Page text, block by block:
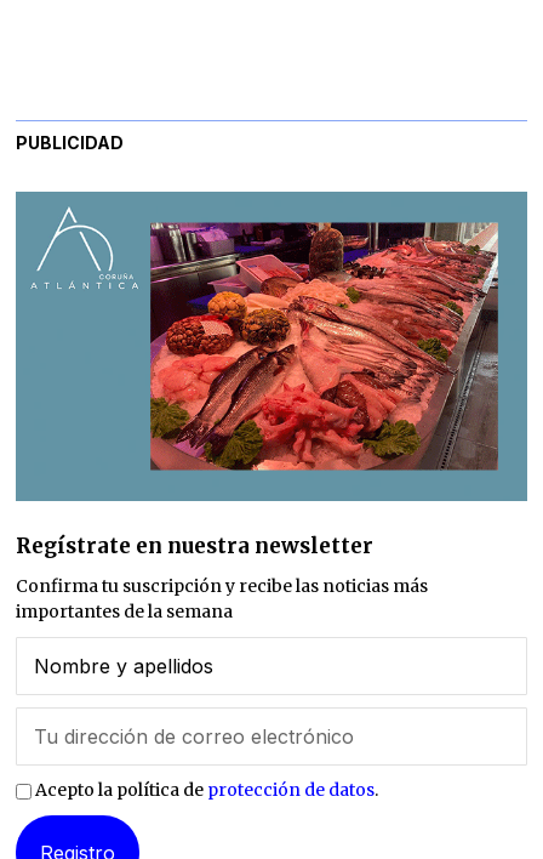
PUBLICIDAD
Regístrate en nuestra newsletter
Confirma tu suscripción y recibe las noticias más
importantes de la semana
Acepto la política de protección de datos.